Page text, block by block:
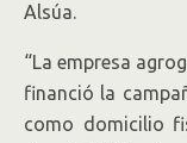
Alsúa.
“La empresa
financió la
como domicilio